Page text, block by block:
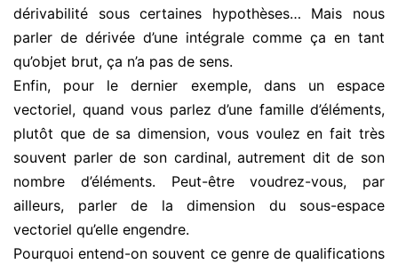
dérivabilité sous certaines hypothèses… Mais nous
parler de dérivée d’une intégrale comme ça en tant
qu’objet brut, ça n’a pas de sens.
Enfin, pour le dernier exemple, dans un espace
vectoriel, quand vous parlez d’une famille d’éléments,
plutôt que de sa dimension, vous voulez en fait très
souvent parler de son cardinal, autrement dit de son
nombre d’éléments. Peut-être voudrez-vous, par
ailleurs, parler de la dimension du sous-espace
vectoriel qu’elle engendre.
Pourquoi entend-on souvent ce genre de qualifications